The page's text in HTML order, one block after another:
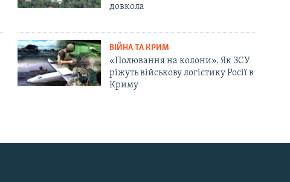
довкола
ВІЙНА ТА КРИМ
«Полювання на колони». Як ЗСУ
ріжуть військову логістику Росії в
Криму